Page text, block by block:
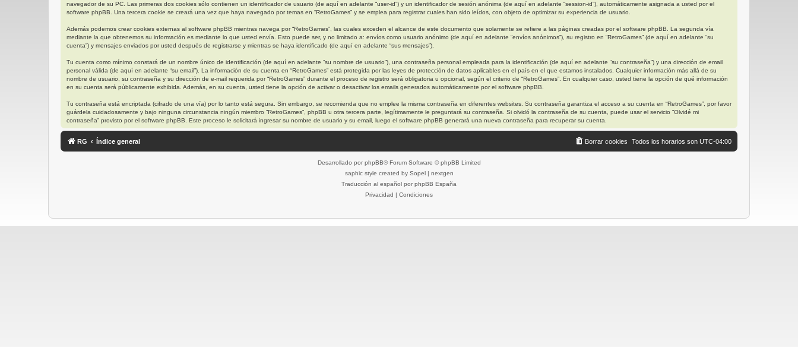
navegador de su PC. Las primeras dos cookies sólo contienen un identificador de usuario (de aquí en adelante “user-id”) y un identificador de sesión anónima (de aquí en adelante “session-id”), automáticamente asignada a usted por el
software phpBB. Una tercera cookie se creará una vez que haya navegado por temas en “RetroGames” y se emplea para registrar cuales han sido leídos, con objeto de optimizar su experiencia de usuario.
Además podemos crear cookies externas al software phpBB mientras navega por “RetroGames”, las cuales exceden el alcance de este documento que solamente se refiere a las páginas creadas por el software phpBB. La segunda vía
mediante la que obtenemos su información es mediante lo que usted envía. Esto puede ser, y no limitado a: envíos como usuario anónimo (de aquí en adelante “envíos anónimos”), su registro en “RetroGames” (de aquí en adelante “su
cuenta”) y mensajes enviados por usted después de registrarse y mientras se haya identificado (de aquí en adelante “sus mensajes”).
Tu cuenta como mínimo constará de un nombre único de identificación (de aquí en adelante “su nombre de usuario”), una contraseña personal empleada para la identificación (de aquí en adelante “su contraseña”) y una dirección de email
personal válida (de aquí en adelante “su email”). La información de su cuenta en “RetroGames” está protegida por las leyes de protección de datos aplicables en el país en el que estamos instalados. Cualquier información más allá de su
nombre de usuario, su contraseña y su dirección de e-mail requerida por “RetroGames” durante el proceso de registro será obligatoria u opcional, según el criterio de “RetroGames”. En cualquier caso, usted tiene la opción de qué información
en su cuenta será públicamente exhibida. Además, en su cuenta, usted tiene la opción de activar o desactivar los emails generados automáticamente por el software phpBB.
Tu contraseña está encriptada (cifrado de una vía) por lo tanto está segura. Sin embargo, se recomienda que no emplee la misma contraseña en diferentes websites. Su contraseña garantiza el acceso a su cuenta en “RetroGames”, por favor
guárdela cuidadosamente y bajo ninguna circunstancia ningún miembro “RetroGames”, phpBB u otra tercera parte, legítimamente le preguntará su contraseña. Si olvidó la contraseña de su cuenta, puede usar el servicio “Olvidé mi
contraseña” provisto por el software phpBB. Este proceso le solicitará ingresar su nombre de usuario y su email, luego el software phpBB generará una nueva contraseña para recuperar su cuenta.
RG Índice general Todos los horarios son UTC-04:00
Borrar cookies
Desarrollado por phpBB® Forum Software © phpBB Limited
saphic style created by Sopel| nextgen
Traducción al español por phpBB España
Privacidad | Condiciones